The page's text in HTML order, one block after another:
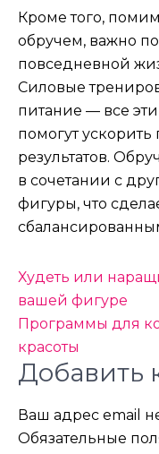
Кроме того,
обручем, важно
повседневной
Силовые
питание — все
помогут
результатов.
в сочетании с
фигуры, что
по
записям
Худеть или
вашей фигуре
Программы для
красоты
Добавить
Ваш адрес email
Обязательные